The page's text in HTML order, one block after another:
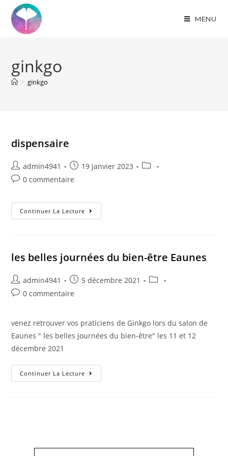
MENU
ginkgo
> ginkgo
dispensaire
admin4941
19 janvier 2023
0 commentaire
Continuer La Lecture
les belles journées du bien-être Eaunes
admin4941
5 décembre 2021
0 commentaire
venez retrouver vos praticiens de Ginkgo lors du salon de
Eaunes " les belles journées du bien-être" les 11 et 12
décembre 2021
Continuer La Lecture